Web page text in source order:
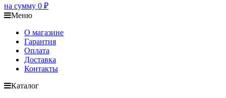
на сумму 0 ₽
Меню
О магазине
Гарантия
Оплата
Доставка
Контакты
Каталог